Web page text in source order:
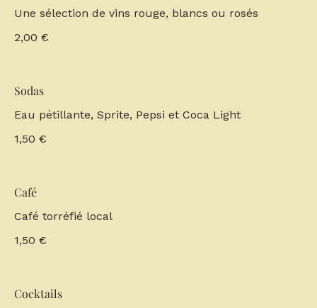
Une sélection de vins rouge, blancs ou rosés
2,00 €
Sodas
Eau pétillante, Sprite, Pepsi et Coca Light
1,50 €
Café
Café torréfié local
1,50 €
Cocktails